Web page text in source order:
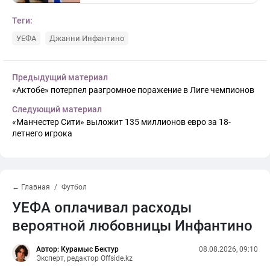
Теги:
УЕФА Джанни Инфантино
Предыдущий материал
«Актобе» потерпел разгромное поражение в Лиге чемпионов
Следующий материал
«Манчестер Сити» выложит 135 миллионов евро за 18-
летнего игрока
← Главная Футбол
УЕФА оплачивал расходы
вероятной любовницы Инфантино
Автор: Курамыс Бектур
Эксперт, редактор Offside.kz
08.08.2026, 09:10